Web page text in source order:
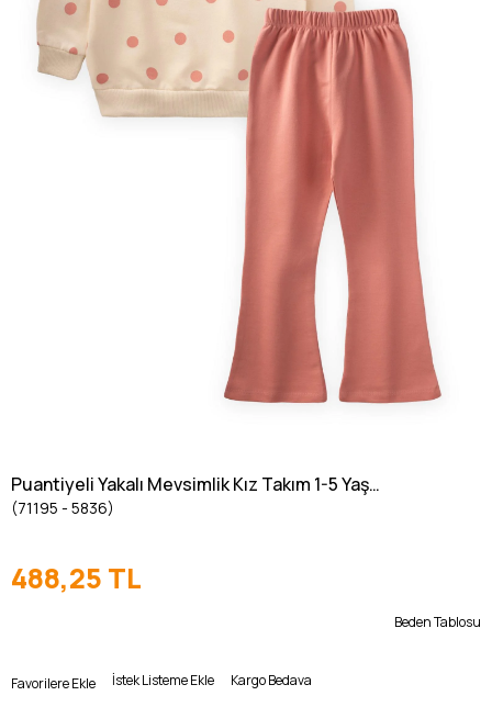
Puantiyeli Yakalı Mevsimlik Kız Takım 1-5 Yaş
Somon Ekru
(71195 - 5836)
488,25 TL
Beden Tablosu
Favorilere Ekle İstek Listeme Ekle Kargo Bedava